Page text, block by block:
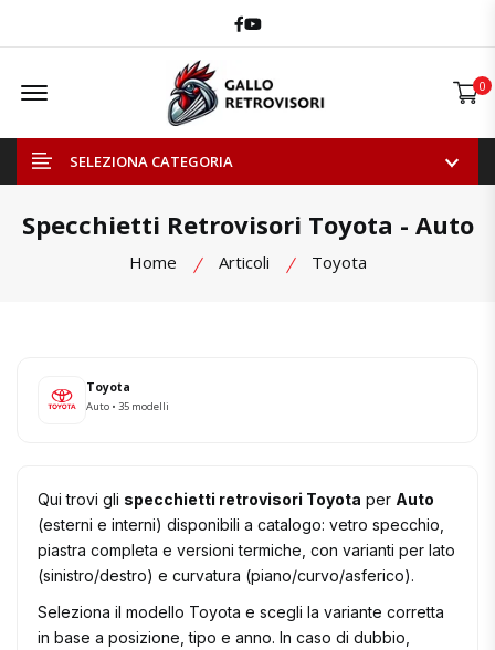
Facebook
Youtube
Offcanvas Menu Open 0
SELEZIONA CATEGORIA
Specchietti Retrovisori Toyota - Auto
Home Articoli Toyota
Toyota
Auto • 35 modelli
Qui trovi gli specchietti retrovisori Toyota per Auto
(esterni e interni) disponibili a catalogo: vetro specchio,
piastra completa e versioni termiche, con varianti per lato
(sinistro/destro) e curvatura (piano/curvo/asferico).
Seleziona il modello Toyota e scegli la variante corretta
in base a posizione, tipo e anno. In caso di dubbio,